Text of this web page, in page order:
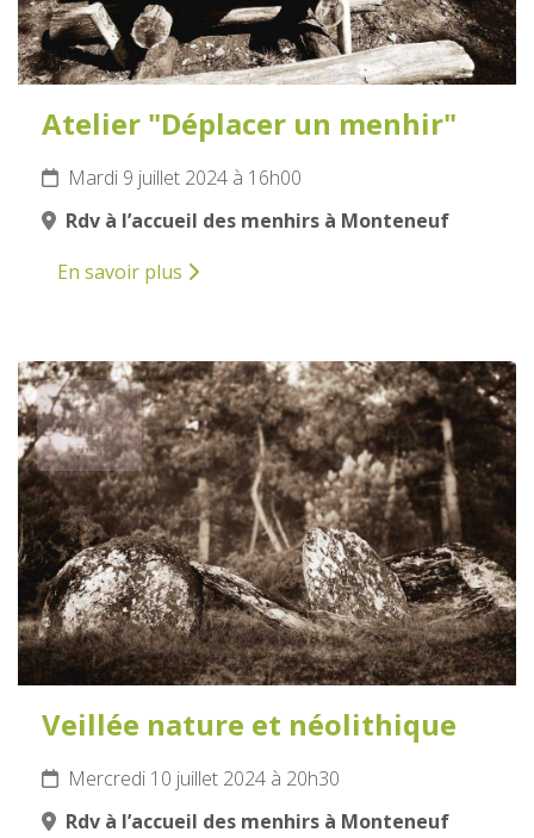
Atelier "Déplacer un menhir"
Mardi 9 juillet 2024 à 16h00
Rdv à l’accueil des menhirs à Monteneuf
En savoir plus
10
JUILLET
2024
Veillée nature et néolithique
Mercredi 10 juillet 2024 à 20h30
Rdv à l’accueil des menhirs à Monteneuf